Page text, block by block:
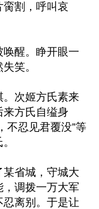
割，呼叫哀
醒。睁开眼一
笑。
。次姬方氏素来
方氏自缢身
不忍见君覆没”等
省城，守城大
调拨一万大军
离别。于是让